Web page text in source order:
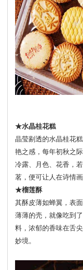
★水晶桂花糕
晶莹剔透的水晶桂花
艳之感，每年初秋之
冷露、月色、花香，
茗，便可让人在诗情
★榴莲酥
其酥皮薄如蝉翼，表
薄薄的壳，就像吃到
料，浓郁的香味在舌
妙境。